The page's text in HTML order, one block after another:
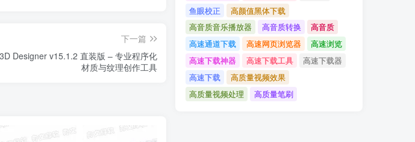
下一篇
Designer v15.1.2 直装版 – 专业程序化
材质与纹理创作工具
鱼眼校正
高颜值黑体下载
高音质音乐播放器
高音质转换
高音质
高速通道下载
高速网页浏览器
高速浏览
高速下载神器
高速下载工具
高速下载器
高速下载
高质量视频效果
高质量视频处理
高质量笔刷